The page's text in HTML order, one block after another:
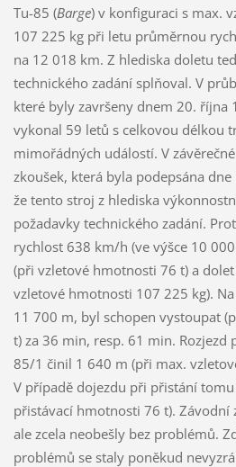
Tu-85 (Barge) v konfiguraci s max.
107 225 kg při letu průměrnou
na 12 018 km. Z hlediska doletu
technického zadání splňoval. V
které byly završeny dnem 20. října
vykonal 59 letů s celkovou délkou
mimořádných událostí. V
zkoušek, která byla podepsána
že tento stroj z hlediska
požadavky technického zadání.
rychlost 638 km/h (ve výšce 10
(při vzletové hmotnosti 76 t) a
vzletové hmotnosti 107 225 kg).
11 700 m, byl schopen vystoupat
t) za 36 min, resp. 61 min.
85/1 činil 1 640 m (při max.
V případě dojezdu při přistání
přistávací hmotnosti 76 t). Závodní
ale zcela neobešly bez problémů.
problémů se staly poněkud